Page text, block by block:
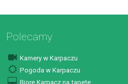
Polecamy
Kamery w Karpaczu
Pogoda w Karpaczu
Biorę Karpacz na tapetę